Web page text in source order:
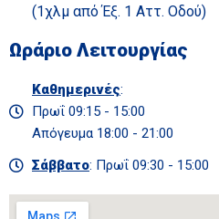
(1χλμ από Έξ. 1 Αττ. Οδού)
Ωράριο Λειτουργίας
Καθημερινές:
Πρωΐ 09:15 - 15:00
Απόγευμα 18:00 - 21:00
Σάββατο: Πρωΐ 09:30 - 15:00